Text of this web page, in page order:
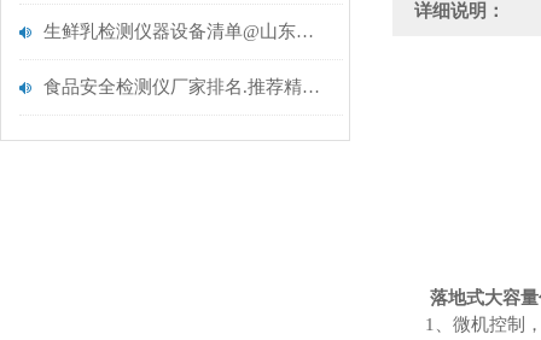
生鲜乳检测仪器设备清单@山东云唐生鲜乳检测仪器设备清单
食品安全检测仪厂家排名.推荐精选品牌云唐
详细说明：
落地式大容
1、微机控制